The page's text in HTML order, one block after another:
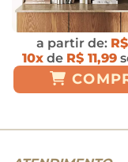
a partir de:
10x de R$ 11,99